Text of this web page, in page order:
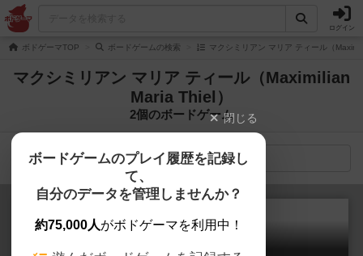
ログイン
ボドゲーマTOP ボードゲームの検索 マクシミリアン マリア ティール（
マクシミリアン マリア ティール（Maximilian
Maria Thiel）
2個のボードゲーム
検索メニュー
閉じる
ボードゲームのプレイ履歴を記録し
て、
自分のデータを管理しませんか？
約75,000人がボドゲーマを利用中！